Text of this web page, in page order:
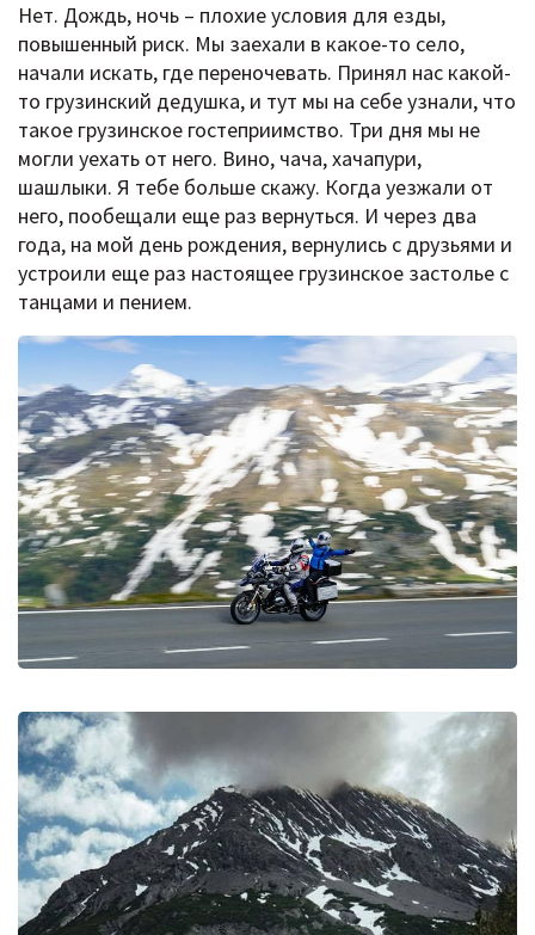
Нет. Дождь, ночь – плохие условия для езды,
повышенный риск. Мы заехали в какое-то село,
начали искать, где переночевать. Принял нас какой-
то грузинский дедушка, и тут мы на себе узнали, что
такое грузинское гостеприимство. Три дня мы не
могли уехать от него. Вино, чача, хачапури,
шашлыки. Я тебе больше скажу. Когда уезжали от
него, пообещали еще раз вернуться. И через два
года, на мой день рождения, вернулись с друзьями и
устроили еще раз настоящее грузинское застолье с
танцами и пением.